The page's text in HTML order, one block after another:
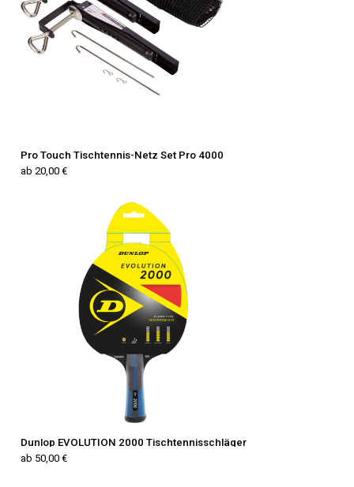
Pro Touch Tischtennis-Netz Set Pro 4000
ab 20,00 €
Dunlop EVOLUTION 2000 Tischtennisschläger
ab 50,00 €